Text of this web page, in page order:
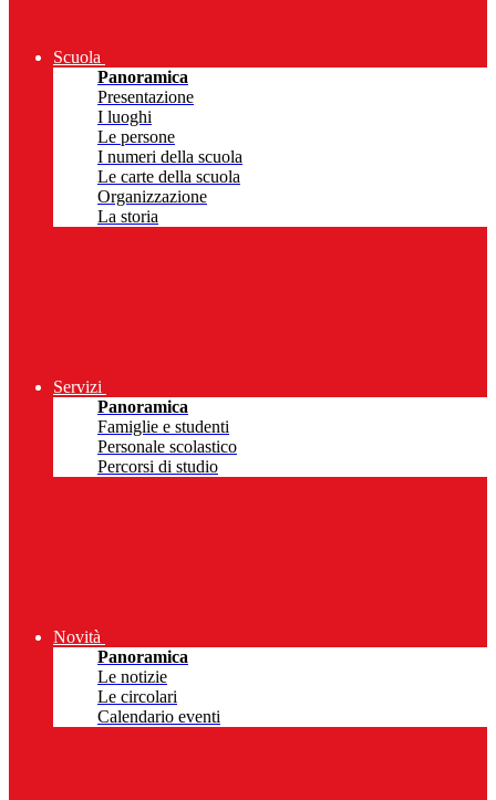
Scuola
Panoramica
Presentazione
I luoghi
Le persone
I numeri della scuola
Le carte della scuola
Organizzazione
La storia
Servizi
Panoramica
Famiglie e studenti
Personale scolastico
Percorsi di studio
Novità
Panoramica
Le notizie
Le circolari
Calendario eventi